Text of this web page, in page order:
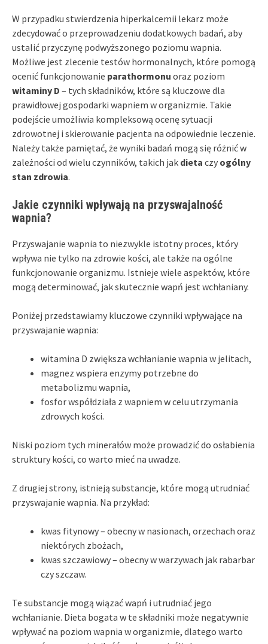
W przypadku stwierdzenia hiperkalcemii lekarz może
zdecydować o przeprowadzeniu dodatkowych badań, aby
ustalić przyczynę podwyższonego poziomu wapnia.
Możliwe jest zlecenie testów hormonalnych, które pomogą
ocenić funkcjonowanie parathormonu oraz poziom
witaminy D – tych składników, które są kluczowe dla
prawidłowej gospodarki wapniem w organizmie. Takie
podejście umożliwia kompleksową ocenę sytuacji
zdrowotnej i skierowanie pacjenta na odpowiednie leczenie.
Należy także pamiętać, że wyniki badań mogą się różnić w
zależności od wielu czynników, takich jak dieta czy ogólny
stan zdrowia.
Jakie czynniki wpływają na przyswajalność
wapnia?
Przyswajanie wapnia to niezwykle istotny proces, który
wpływa nie tylko na zdrowie kości, ale także na ogólne
funkcjonowanie organizmu. Istnieje wiele aspektów, które
mogą determinować, jak skutecznie wapń jest wchłaniany.
Poniżej przedstawiamy kluczowe czynniki wpływające na
przyswajanie wapnia:
witamina D zwiększa wchłanianie wapnia w jelitach,
magnez wspiera enzymy potrzebne do
metabolizmu wapnia,
fosfor współdziała z wapniem w celu utrzymania
zdrowych kości.
Niski poziom tych minerałów może prowadzić do osłabienia
struktury kości, co warto mieć na uwadze.
Z drugiej strony, istnieją substancje, które mogą utrudniać
przyswajanie wapnia. Na przykład:
kwas fitynowy – obecny w nasionach, orzechach oraz
niektórych zbożach,
kwas szczawiowy – obecny w warzywach jak rabarbar
czy szczaw.
Te substancje mogą wiązać wapń i utrudniać jego
wchłanianie. Dieta bogata w te składniki może negatywnie
wpływać na poziom wapnia w organizmie, dlatego warto